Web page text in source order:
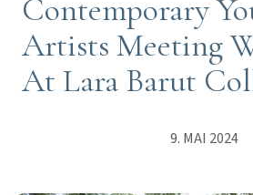
Contemporary
Artists Meeting
At Lara Barut
9. MAI 2024